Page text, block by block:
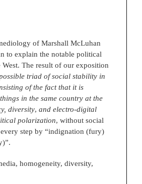
of Marshall McLuhan
to explain the notable political
The result of our exposition
triad of social stability in
of the fact that it is
in the same country at the
diversity, and electro-digital
polarization, without social
step by “indignation (fury)
homogeneity, diversity,